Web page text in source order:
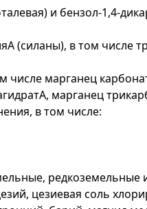
и бензол-1,4-
(силаны), в том числе
числе марганец
марганец
в том числе:
редкоземельные
цезиевая соль